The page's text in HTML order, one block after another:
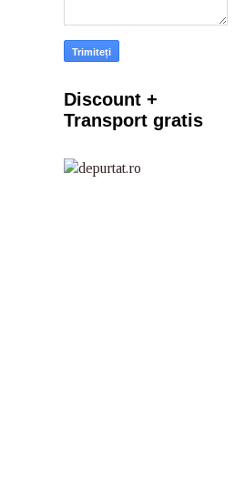
Discount +
Transport gratis